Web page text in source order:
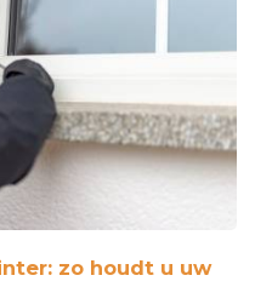
zo houdt u uw